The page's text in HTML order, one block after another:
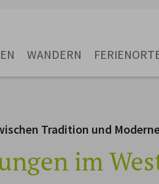
WANDERN
Tradition und
im